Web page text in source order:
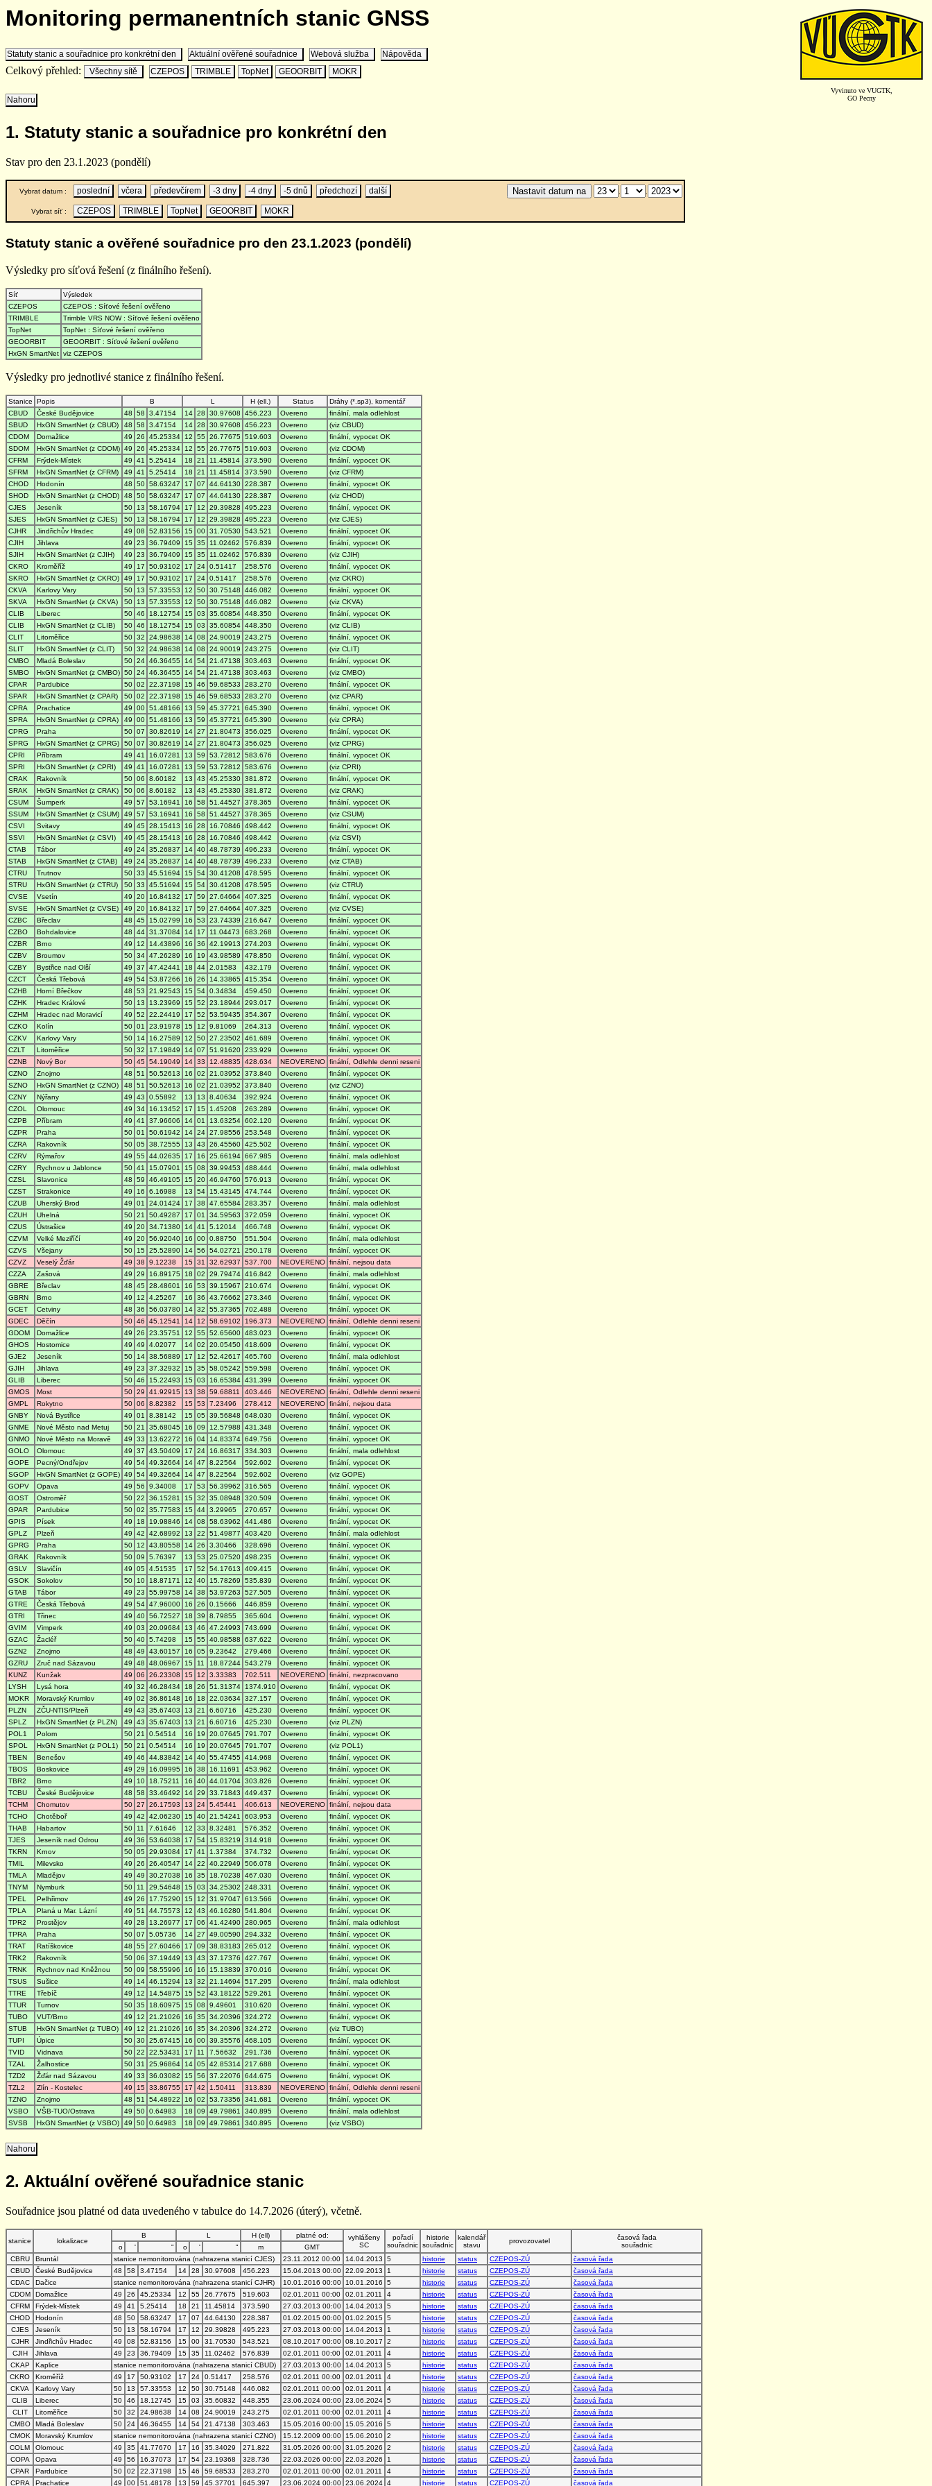
Vyvinuto ve VUGTK,
GO Pecny
Monitoring permanentních stanic GNSS
Statuty stanic a souřadnice pro konkrétní den Aktuální ověřené souřadnice Webová služba Nápověda
Celkový přehled: Všechny sítě CZEPOS TRIMBLE TopNet GEOORBIT MOKR
Nahoru
1. Statuty stanic a souřadnice pro konkrétní den
Stav pro den 23.1.2023 (pondělí)
Vybrat datum : poslední včera předevčírem -3 dny -4 dny -5 dnů předchozí další . .
Vybrat síť : CZEPOS TRIMBLE TopNet GEOORBIT MOKR
Statuty stanic a ověřené souřadnice pro den 23.1.2023 (pondělí)
Výsledky pro síťová řešení (z finálního řešení).
Síť
Výsledek
CZEPOS
CZEPOS : Síťové řešení ověřeno
TRIMBLE
Trimble VRS NOW : Síťové řešení ověřeno
TopNet
TopNet : Síťové řešení ověřeno
GEOORBIT
GEOORBIT : Síťové řešení ověřeno
HxGN SmartNet viz CZEPOS
Výsledky pro jednotlivé stanice z finálního řešení.
Stanice Popis B L H (ell.) Status
Dráhy (*.sp3), komentář
CBUD
České Budějovice 48 58 3.47154 14 28 30.97608 456.223 Overeno
finální, mala odlehlost
SBUD
HxGN SmartNet (z CBUD) 48 58 3.47154 14 28 30.97608 456.223 Overeno
(viz CBUD)
CDOM
Domažlice 49 26 45.25334 12 55 26.77675 519.603 Overeno
finální, vypocet OK
SDOM
HxGN SmartNet (z CDOM) 49 26 45.25334 12 55 26.77675 519.603 Overeno
(viz CDOM)
CFRM
Frýdek-Místek 49 41 5.25414 18 21 11.45814 373.590 Overeno
finální, vypocet OK
SFRM
HxGN SmartNet (z CFRM) 49 41 5.25414 18 21 11.45814 373.590 Overeno
(viz CFRM)
CHOD
Hodonín 48 50 58.63247 17 07 44.64130 228.387 Overeno
finální, vypocet OK
SHOD
HxGN SmartNet (z CHOD) 48 50 58.63247 17 07 44.64130 228.387 Overeno
(viz CHOD)
CJES
Jeseník 50 13 58.16794 17 12 29.39828 495.223 Overeno
finální, vypocet OK
SJES
HxGN SmartNet (z CJES) 50 13 58.16794 17 12 29.39828 495.223 Overeno
(viz CJES)
CJHR
Jindřichův Hradec 49 08 52.83156 15 00 31.70530 543.521 Overeno
finální, vypocet OK
CJIH
Jihlava 49 23 36.79409 15 35 11.02462 576.839 Overeno
finální, vypocet OK
SJIH
HxGN SmartNet (z CJIH) 49 23 36.79409 15 35 11.02462 576.839 Overeno
(viz CJIH)
CKRO
Kroměříž 49 17 50.93102 17 24 0.51417 258.576 Overeno
finální, vypocet OK
SKRO
HxGN SmartNet (z CKRO) 49 17 50.93102 17 24 0.51417 258.576 Overeno
(viz CKRO)
CKVA
Karlovy Vary 50 13 57.33553 12 50 30.75148 446.082 Overeno
finální, vypocet OK
SKVA
HxGN SmartNet (z CKVA) 50 13 57.33553 12 50 30.75148 446.082 Overeno
(viz CKVA)
CLIB
Liberec 50 46 18.12754 15 03 35.60854 448.350 Overeno
finální, vypocet OK
CLIB
HxGN SmartNet (z CLIB) 50 46 18.12754 15 03 35.60854 448.350 Overeno
(viz CLIB)
CLIT
Litoměřice 50 32 24.98638 14 08 24.90019 243.275 Overeno
finální, vypocet OK
SLIT
HxGN SmartNet (z CLIT) 50 32 24.98638 14 08 24.90019 243.275 Overeno
(viz CLIT)
CMBO
Mladá Boleslav 50 24 46.36455 14 54 21.47138 303.463 Overeno
finální, vypocet OK
SMBO
HxGN SmartNet (z CMBO) 50 24 46.36455 14 54 21.47138 303.463 Overeno
(viz CMBO)
CPAR
Pardubice 50 02 22.37198 15 46 59.68533 283.270 Overeno
finální, vypocet OK
SPAR
HxGN SmartNet (z CPAR) 50 02 22.37198 15 46 59.68533 283.270 Overeno
(viz CPAR)
CPRA
Prachatice 49 00 51.48166 13 59 45.37721 645.390 Overeno
finální, vypocet OK
SPRA
HxGN SmartNet (z CPRA) 49 00 51.48166 13 59 45.37721 645.390 Overeno
(viz CPRA)
CPRG
Praha 50 07 30.82619 14 27 21.80473 356.025 Overeno
finální, vypocet OK
SPRG
HxGN SmartNet (z CPRG) 50 07 30.82619 14 27 21.80473 356.025 Overeno
(viz CPRG)
CPRI
Příbram 49 41 16.07281 13 59 53.72812 583.676 Overeno
finální, vypocet OK
SPRI
HxGN SmartNet (z CPRI) 49 41 16.07281 13 59 53.72812 583.676 Overeno
(viz CPRI)
CRAK
Rakovník 50 06 8.60182 13 43 45.25330 381.872 Overeno
finální, vypocet OK
SRAK
HxGN SmartNet (z CRAK) 50 06 8.60182 13 43 45.25330 381.872 Overeno
(viz CRAK)
CSUM
Šumperk 49 57 53.16941 16 58 51.44527 378.365 Overeno
finální, vypocet OK
SSUM
HxGN SmartNet (z CSUM) 49 57 53.16941 16 58 51.44527 378.365 Overeno
(viz CSUM)
CSVI
Svitavy 49 45 28.15413 16 28 16.70846 498.442 Overeno
finální, vypocet OK
SSVI
HxGN SmartNet (z CSVI) 49 45 28.15413 16 28 16.70846 498.442 Overeno
(viz CSVI)
CTAB
Tábor 49 24 35.26837 14 40 48.78739 496.233 Overeno
finální, vypocet OK
STAB
HxGN SmartNet (z CTAB) 49 24 35.26837 14 40 48.78739 496.233 Overeno
(viz CTAB)
CTRU
Trutnov 50 33 45.51694 15 54 30.41208 478.595 Overeno
finální, vypocet OK
STRU
HxGN SmartNet (z CTRU) 50 33 45.51694 15 54 30.41208 478.595 Overeno
(viz CTRU)
CVSE
Vsetín 49 20 16.84132 17 59 27.64664 407.325 Overeno
finální, vypocet OK
SVSE
HxGN SmartNet (z CVSE) 49 20 16.84132 17 59 27.64664 407.325 Overeno
(viz CVSE)
CZBC
Břeclav 48 45 15.02799 16 53 23.74339 216.647 Overeno
finální, vypocet OK
CZBO
Bohdalovice 48 44 31.37084 14 17 11.04473 683.268 Overeno
finální, vypocet OK
CZBR
Brno 49 12 14.43896 16 36 42.19913 274.203 Overeno
finální, vypocet OK
CZBV
Broumov 50 34 47.26289 16 19 43.98589 478.850 Overeno
finální, vypocet OK
CZBY
Bystřice nad Olší 49 37 47.42441 18 44 2.01583 432.179 Overeno
finální, vypocet OK
CZCT
Česká Třebová 49 54 53.87266 16 26 14.33865 415.354 Overeno
finální, vypocet OK
CZHB
Horní Břečkov 48 53 21.92543 15 54 0.34834 459.450 Overeno
finální, vypocet OK
CZHK
Hradec Králové 50 13 13.23969 15 52 23.18944 293.017 Overeno
finální, vypocet OK
CZHM
Hradec nad Moravicí 49 52 22.24419 17 52 53.59435 354.367 Overeno
finální, vypocet OK
CZKO
Kolín 50 01 23.91978 15 12 9.81069 264.313 Overeno
finální, vypocet OK
CZKV
Karlovy Vary 50 14 16.27589 12 50 27.23502 461.689 Overeno
finální, vypocet OK
CZLT
Litoměřice 50 32 17.19849 14 07 51.91620 233.929 Overeno
finální, vypocet OK
CZNB
Nový Bor 50 45 54.19049 14 33 12.48835 428.634 NEOVERENO finální, Odlehle denni reseni
CZNO
Znojmo 48 51 50.52613 16 02 21.03952 373.840 Overeno
finální, vypocet OK
SZNO
HxGN SmartNet (z CZNO) 48 51 50.52613 16 02 21.03952 373.840 Overeno
(viz CZNO)
CZNY
Nýřany 49 43 0.55892 13 13 8.40634 392.924 Overeno
finální, vypocet OK
CZOL
Olomouc 49 34 16.13452 17 15 1.45208 263.289 Overeno
finální, vypocet OK
CZPB
Příbram 49 41 37.96606 14 01 13.63254 602.120 Overeno
finální, vypocet OK
CZPR
Praha 50 01 50.61942 14 24 27.98556 253.548 Overeno
finální, vypocet OK
CZRA
Rakovník 50 05 38.72555 13 43 26.45560 425.502 Overeno
finální, vypocet OK
CZRV
Rýmařov 49 55 44.02635 17 16 25.66194 667.985 Overeno
finální, mala odlehlost
CZRY
Rychnov u Jablonce 50 41 15.07901 15 08 39.99453 488.444 Overeno
finální, mala odlehlost
CZSL
Slavonice 48 59 46.49105 15 20 46.94760 576.913 Overeno
finální, vypocet OK
CZST
Strakonice 49 16 6.16988 13 54 15.43145 474.744 Overeno
finální, vypocet OK
CZUB
Uherský Brod 49 01 24.01424 17 38 47.65584 283.357 Overeno
finální, mala odlehlost
CZUH
Uhelná 50 21 50.49287 17 01 34.59563 372.059 Overeno
finální, vypocet OK
CZUS
Ústrašice 49 20 34.71380 14 41 5.12014 466.748 Overeno
finální, vypocet OK
CZVM
Velké Meziříčí 49 20 56.92040 16 00 0.88750 551.504 Overeno
finální, mala odlehlost
CZVS
Všejany 50 15 25.52890 14 56 54.02721 250.178 Overeno
finální, vypocet OK
CZVZ
Veselý Žďár 49 38 9.12238 15 31 32.62937 537.700 NEOVERENO finální, nejsou data
CZZA
Zašová 49 29 16.89175 18 02 29.79474 416.842 Overeno
finální, mala odlehlost
GBRE
Břeclav 48 45 28.48601 16 53 39.15967 210.674 Overeno
finální, vypocet OK
GBRN
Brno 49 12 4.25267 16 36 43.76662 273.346 Overeno
finální, vypocet OK
GCET
Cetviny 48 36 56.03780 14 32 55.37365 702.488 Overeno
finální, vypocet OK
GDEC
Děčín 50 46 45.12541 14 12 58.69102 196.373 NEOVERENO finální, Odlehle denni reseni
GDOM
Domažlice 49 26 23.35751 12 55 52.65600 483.023 Overeno
finální, vypocet OK
GHOS
Hostomice 49 49 4.02077 14 02 20.05450 418.609 Overeno
finální, vypocet OK
GJE2
Jeseník 50 14 38.56889 17 12 52.42617 465.760 Overeno
finální, mala odlehlost
GJIH
Jihlava 49 23 37.32932 15 35 58.05242 559.598 Overeno
finální, vypocet OK
GLIB
Liberec 50 46 15.22493 15 03 16.65384 431.399 Overeno
finální, vypocet OK
GMOS
Most 50 29 41.92915 13 38 59.68811 403.446 NEOVERENO finální, Odlehle denni reseni
GMPL
Rokytno 50 06 8.82382 15 53 7.23496 278.412 NEOVERENO finální, nejsou data
GNBY
Nová Bystřice 49 01 8.38142 15 05 39.56848 648.030 Overeno
finální, vypocet OK
GNME
Nové Město nad Metuj 50 21 35.68045 16 09 12.57988 431.348 Overeno
finální, vypocet OK
GNMO
Nové Město na Moravě 49 33 13.62272 16 04 14.83374 649.756 Overeno
finální, vypocet OK
GOLO
Olomouc 49 37 43.50409 17 24 16.86317 334.303 Overeno
finální, mala odlehlost
GOPE
Pecný/Ondřejov 49 54 49.32664 14 47 8.22564 592.602 Overeno
finální, vypocet OK
SGOP
HxGN SmartNet (z GOPE) 49 54 49.32664 14 47 8.22564 592.602 Overeno
(viz GOPE)
GOPV
Opava 49 56 9.34008 17 53 56.39962 316.565 Overeno
finální, vypocet OK
GOST
Ostroměř 50 22 36.15281 15 32 35.08948 320.509 Overeno
finální, vypocet OK
GPAR
Pardubice 50 02 35.77583 15 44 3.29965 270.657 Overeno
finální, vypocet OK
GPIS
Písek 49 18 19.98846 14 08 58.63962 441.486 Overeno
finální, vypocet OK
GPLZ
Plzeň 49 42 42.68992 13 22 51.49877 403.420 Overeno
finální, mala odlehlost
GPRG
Praha 50 12 43.80558 14 26 3.30466 328.696 Overeno
finální, vypocet OK
GRAK
Rakovník 50 09 5.76397 13 53 25.07520 498.235 Overeno
finální, vypocet OK
GSLV
Slavičín 49 05 4.51535 17 52 54.17613 409.415 Overeno
finální, vypocet OK
GSOK
Sokolov 50 10 18.87171 12 40 15.78269 535.839 Overeno
finální, vypocet OK
GTAB
Tábor 49 23 55.99758 14 38 53.97263 527.505 Overeno
finální, vypocet OK
GTRE
Česká Třebová 49 54 47.96000 16 26 0.15666 446.859 Overeno
finální, vypocet OK
GTRI
Třinec 49 40 56.72527 18 39 8.79855 365.604 Overeno
finální, vypocet OK
GVIM
Vimperk 49 03 20.09684 13 46 47.24993 743.699 Overeno
finální, vypocet OK
GZAC
Žacléř 50 40 5.74298 15 55 40.98588 637.622 Overeno
finální, vypocet OK
GZN2
Znojmo 48 49 43.60157 16 05 9.23642 279.466 Overeno
finální, vypocet OK
GZRU
Zruč nad Sázavou 49 48 48.06967 15 11 18.87244 543.279 Overeno
finální, vypocet OK
KUNZ
Kunžak 49 06 26.23308 15 12 3.33383 702.511 NEOVERENO finální, nezpracovano
LYSH
Lysá hora 49 32 46.28434 18 26 51.31374 1374.910 Overeno
finální, vypocet OK
MOKR
Moravský Krumlov 49 02 36.86148 16 18 22.03634 327.157 Overeno
finální, vypocet OK
PLZN
ZČU-NTIS/Plzeň 49 43 35.67403 13 21 6.60716 425.230 Overeno
finální, vypocet OK
SPLZ
HxGN SmartNet (z PLZN) 49 43 35.67403 13 21 6.60716 425.230 Overeno
(viz PLZN)
POL1
Polom 50 21 0.54514 16 19 20.07645 791.707 Overeno
finální, vypocet OK
SPOL
HxGN SmartNet (z POL1) 50 21 0.54514 16 19 20.07645 791.707 Overeno
(viz POL1)
TBEN
Benešov 49 46 44.83842 14 40 55.47455 414.968 Overeno
finální, vypocet OK
TBOS
Boskovice 49 29 16.09995 16 38 16.11691 453.962 Overeno
finální, vypocet OK
TBR2
Brno 49 10 18.75211 16 40 44.01704 303.826 Overeno
finální, vypocet OK
TCBU
České Budějovice 48 58 33.46492 14 29 33.71843 449.437 Overeno
finální, vypocet OK
TCHM
Chomutov 50 27 26.17593 13 24 5.45441 406.613 NEOVERENO finální, nejsou data
TCHO
Chotěboř 49 42 42.06230 15 40 21.54241 603.953 Overeno
finální, vypocet OK
THAB
Habartov 50 11 7.61646 12 33 8.32481 576.352 Overeno
finální, vypocet OK
TJES
Jeseník nad Odrou 49 36 53.64038 17 54 15.83219 314.918 Overeno
finální, vypocet OK
TKRN
Krnov 50 05 29.93084 17 41 1.37384 374.732 Overeno
finální, vypocet OK
TMIL
Milevsko 49 26 26.40547 14 22 40.22949 506.078 Overeno
finální, vypocet OK
TMLA
Mladějov 49 49 30.27038 16 35 18.70238 467.030 Overeno
finální, vypocet OK
TNYM
Nymburk 50 11 29.54648 15 03 34.25302 248.331 Overeno
finální, vypocet OK
TPEL
Pelhřimov 49 26 17.75290 15 12 31.97047 613.566 Overeno
finální, vypocet OK
TPLA
Planá u Mar. Lázní 49 51 44.75573 12 43 46.16280 541.804 Overeno
finální, vypocet OK
TPR2
Prostějov 49 28 13.26977 17 06 41.42490 280.965 Overeno
finální, mala odlehlost
TPRA
Praha 50 07 5.05736 14 27 49.00590 294.332 Overeno
finální, vypocet OK
TRAT
Ratíškovice 48 55 27.60466 17 09 38.83183 265.012 Overeno
finální, vypocet OK
TRK2
Rakovník 50 06 37.19449 13 43 37.17376 427.767 Overeno
finální, vypocet OK
TRNK
Rychnov nad Kněžnou 50 09 58.55996 16 16 15.13839 370.016 Overeno
finální, vypocet OK
TSUS
Sušice 49 14 46.15294 13 32 21.14694 517.295 Overeno
finální, mala odlehlost
TTRE
Třebíč 49 12 14.54875 15 52 43.18122 529.261 Overeno
finální, vypocet OK
TTUR
Turnov 50 35 18.60975 15 08 9.49601 310.620 Overeno
finální, vypocet OK
TUBO
VUT/Brno 49 12 21.21026 16 35 34.20396 324.272 Overeno
finální, vypocet OK
STUB
HxGN SmartNet (z TUBO) 49 12 21.21026 16 35 34.20396 324.272 Overeno
(viz TUBO)
TUPI
Úpice 50 30 25.67415 16 00 39.35576 468.105 Overeno
finální, vypocet OK
TVID
Vidnava 50 22 22.53431 17 11 7.56632 291.736 Overeno
finální, vypocet OK
TZAL
Žalhostice 50 31 25.96864 14 05 42.85314 217.688 Overeno
finální, vypocet OK
TZD2
Žďár nad Sázavou 49 33 36.03082 15 56 37.22076 644.675 Overeno
finální, vypocet OK
TZL2
Zlín - Kostelec 49 15 33.86755 17 42 1.50411 313.839 NEOVERENO finální, Odlehle denni reseni
TZNO
Znojmo 48 51 54.48922 16 02 53.73356 341.681 Overeno
finální, vypocet OK
VSBO
VŠB-TUO/Ostrava 49 50 0.64983 18 09 49.79861 340.895 Overeno
finální, mala odlehlost
SVSB
HxGN SmartNet (z VSBO) 49 50 0.64983 18 09 49.79861 340.895 Overeno (viz VSBO)
Nahoru
2. Aktuální ověřené souřadnice stanic
Souřadnice jsou platné od data uvedeného v tabulce do 14.7.2026 (úterý), včetně.
stanice lokalizace
B L H (ell) platné od:
vyhlášeny
SC
pořadí
souřadnic
historie
souřadnic
kalendář
stavu
provozovatel
časová řada
souřadnic
o ' " o ' " m
GMT
CBRU
Bruntál stanice nemonitorována (nahrazena stanicí CJES) 23.11.2012 00:00 14.04.2013 5 historie status CZEPOS-ZÚ
časová řada
CBUD
České Budějovice 48 58 3.47154 14 28 30.97608 456.223 15.04.2013 00:00 22.09.2013 1 historie status CZEPOS-ZÚ
časová řada
CDAC
Dačice stanice nemonitorována (nahrazena stanicí CJHR) 10.01.2016 00:00 10.01.2016 5 historie status CZEPOS-ZÚ
časová řada
CDOM
Domažlice 49 26 45.25334 12 55 26.77675 519.603 02.01.2011 00:00 02.01.2011 4 historie status CZEPOS-ZÚ
časová řada
CFRM
Frýdek-Místek 49 41 5.25414 18 21 11.45814 373.590 27.03.2013 00:00 14.04.2013 5 historie status CZEPOS-ZÚ
časová řada
CHOD
Hodonín 48 50 58.63247 17 07 44.64130 228.387 01.02.2015 00:00 01.02.2015 5 historie status CZEPOS-ZÚ
časová řada
CJES
Jeseník 50 13 58.16794 17 12 29.39828 495.223 27.03.2013 00:00 14.04.2013 1 historie status CZEPOS-ZÚ
časová řada
CJHR
Jindřichův Hradec 49 08 52.83156 15 00 31.70530 543.521 08.10.2017 00:00 08.10.2017 2 historie status CZEPOS-ZÚ
časová řada
CJIH
Jihlava 49 23 36.79409 15 35 11.02462 576.839 02.01.2011 00:00 02.01.2011 4 historie status CZEPOS-ZÚ
časová řada
CKAP
Kaplice stanice nemonitorována (nahrazena stanicí CBUD) 27.03.2013 00:00 14.04.2013 5 historie status CZEPOS-ZÚ
časová řada
CKRO
Kroměříž 49 17 50.93102 17 24 0.51417 258.576 02.01.2011 00:00 02.01.2011 4 historie status CZEPOS-ZÚ
časová řada
CKVA
Karlovy Vary 50 13 57.33553 12 50 30.75148 446.082 02.01.2011 00:00 02.01.2011 4 historie status CZEPOS-ZÚ
časová řada
CLIB
Liberec 50 46 18.12745 15 03 35.60832 448.355 23.06.2024 00:00 23.06.2024 5 historie status CZEPOS-ZÚ
časová řada
CLIT
Litoměřice 50 32 24.98638 14 08 24.90019 243.275 02.01.2011 00:00 02.01.2011 4 historie status CZEPOS-ZÚ
časová řada
CMBO
Mladá Boleslav 50 24 46.36455 14 54 21.47138 303.463 15.05.2016 00:00 15.05.2016 5 historie status CZEPOS-ZÚ
časová řada
CMOK
Moravský Krumlov stanice nemonitorována (nahrazena stanicí CZNO) 15.12.2009 00:00 15.06.2010 2 historie status CZEPOS-ZÚ
časová řada
COLM
Olomouc 49 35 41.77670 17 16 35.34029 271.822 31.05.2026 00:00 31.05.2026 2 historie status CZEPOS-ZÚ
časová řada
COPA
Opava 49 56 16.37073 17 54 23.19368 328.736 22.03.2026 00:00 22.03.2026 1 historie status CZEPOS-ZÚ
časová řada
CPAR
Pardubice 50 02 22.37198 15 46 59.68533 283.270 02.01.2011 00:00 02.01.2011 4 historie status CZEPOS-ZÚ
časová řada
CPRA
Prachatice 49 00 51.48178 13 59 45.37701 645.397 23.06.2024 00:00 23.06.2024 4 historie status CZEPOS-ZÚ časová řada